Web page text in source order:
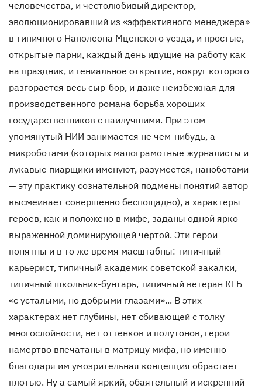
человечества, и честолюбивый директор,
эволюционировавший из «эффективного менеджера»
в типичного Наполеона Мценского уезда, и простые,
открытые парни, каждый день идущие на работу как
на праздник, и гениальное открытие, вокруг которого
разгорается весь сыр-бор, и даже неизбежная для
производственного романа борьба хороших
государственников с наилучшими. При этом
упомянутый НИИ занимается не чем-нибудь, а
микроботами (которых малограмотные журналисты и
лукавые пиарщики именуют, разумеется, наноботами
— эту практику сознательной подмены понятий автор
высмеивает совершенно беспощадно), а характеры
героев, как и положено в мифе, заданы одной ярко
выраженной доминирующей чертой. Эти герои
понятны и в то же время масштабны: типичный
карьерист, типичный академик советской закалки,
типичный школьник-бунтарь, типичный ветеран КГБ
«с усталыми, но добрыми глазами»... В этих
характерах нет глубины, нет сбивающей с толку
многослойности, нет оттенков и полутонов, герои
намертво впечатаны в матрицу мифа, но именно
благодаря им умозрительная концепция обрастает
плотью. Ну а самый яркий, обаятельный и искренний